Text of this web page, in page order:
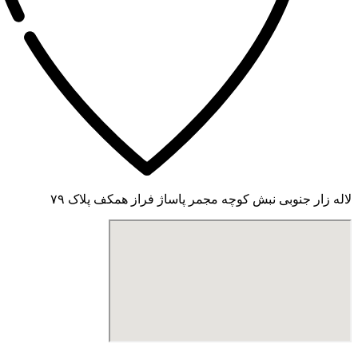
لاله زار جنوبی نبش کوچه مجمر پاساژ فراز همکف پلاک ۷۹